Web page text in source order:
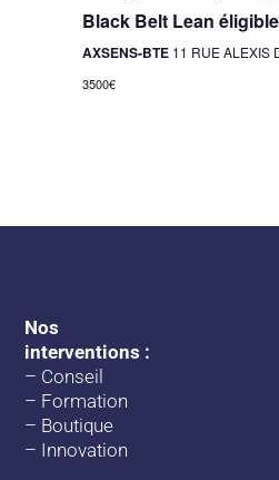
Black Belt Lean
AXSENS-BTE 11 RUE ALEXIS
3500€
Nos
interventions :
– Conseil
– Formation
– Boutique
– Innovation